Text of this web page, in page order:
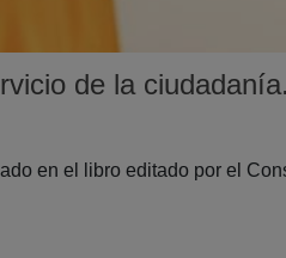
de la
en el libro editado por el